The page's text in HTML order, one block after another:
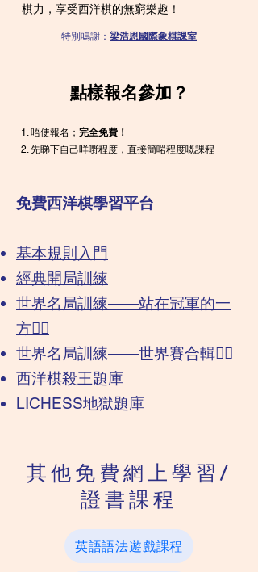
棋力，享受西洋棋的無窮樂趣！
特別鳴謝：​ 梁浩恩國際象棋課室
點樣報名參加？
唔使報名； 完全免費！
先睇下自己咩嘢程度，直接簡啱程度嘅課程
免費西洋棋學習平台
基本規則入門
經典開局訓練
​世界名局訓練——站在冠軍的一
方❤️‍🔥
世界名局訓練——世界賽合輯❤️‍🔥
​​西洋棋殺王題庫
LICHESS地獄題庫
其他免費 網上學習/
證書課程
英語語法遊戲課程